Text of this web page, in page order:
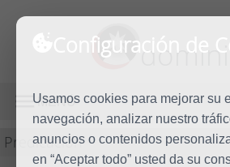
Configuración de
Usamos cookies para mejorar su
navegación, analizar nuestro
anuncios o contenidos
en “Aceptar todo” usted da su
MENÚ
Predicación